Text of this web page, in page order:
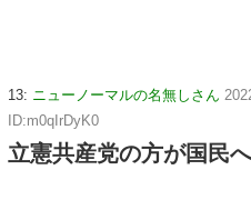
13: ニューノーマルの名無しさん
ID:m0qIrDyK0
立憲共産党の方が国民